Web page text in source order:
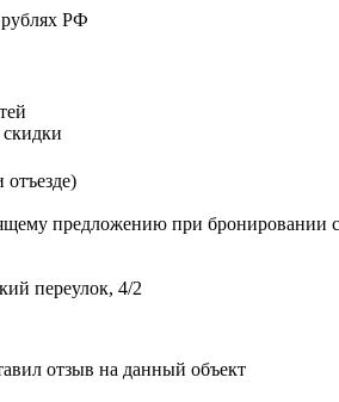
рублях РФ
отъезде)
предложению при бронировании
переулок, 4/2
отзыв на данный объект